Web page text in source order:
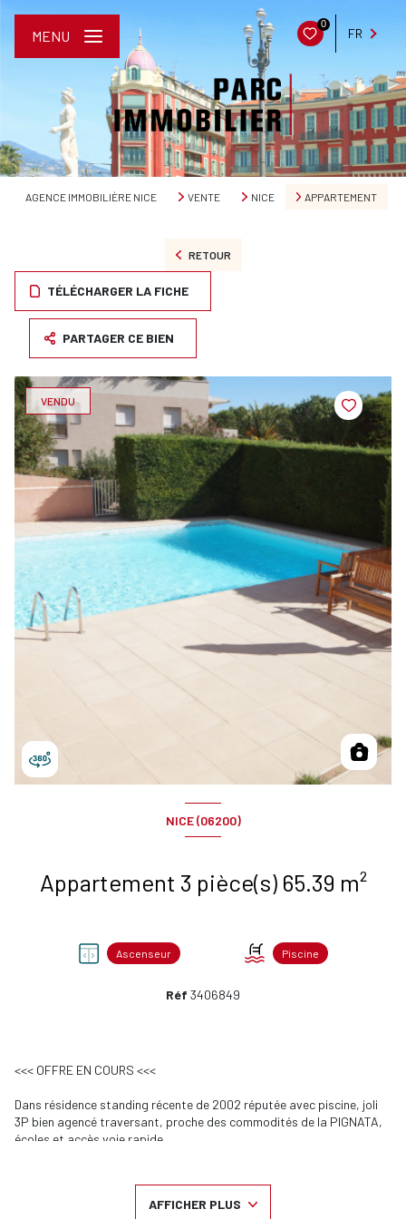
0
FR
MENU
AGENCE IMMOBILIÈRE NICE VENTE NICE APPARTEMENT
RETOUR
TÉLÉCHARGER LA FICHE
PARTAGER CE BIEN
VENDU
NICE (06200)
Appartement 3 pièce(s) 65.39 m²
Ascenseur Piscine
Réf 3406849
<<< OFFRE EN COURS <<<
Dans résidence standing récente de 2002 réputée avec piscine, joli
3P bien agencé traversant, proche des commodités de la PIGNATA,
écoles et accès voie rapide.
surélevé composé d'une entrée, un grand séjour lumineux avec sa
grande baie vitrée donnant sur terrasse et jardin de 44m2 expo SUD
AFFICHER PLUS